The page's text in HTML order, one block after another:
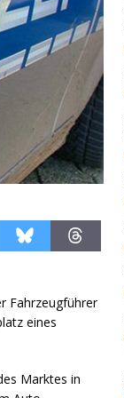
Fahrzeugführer
eines
Marktes in